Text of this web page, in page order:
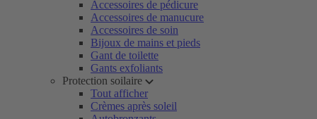
Accessoires de pédicure
Accessoires de manucure
Accessoires de soin
Bijoux de mains et pieds
Gant de toilette
Gants exfoliants
Protection soilaire
Tout afficher
Crèmes après soleil